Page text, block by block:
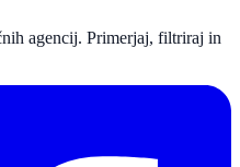
agencij. Primerjaj, filtriraj in